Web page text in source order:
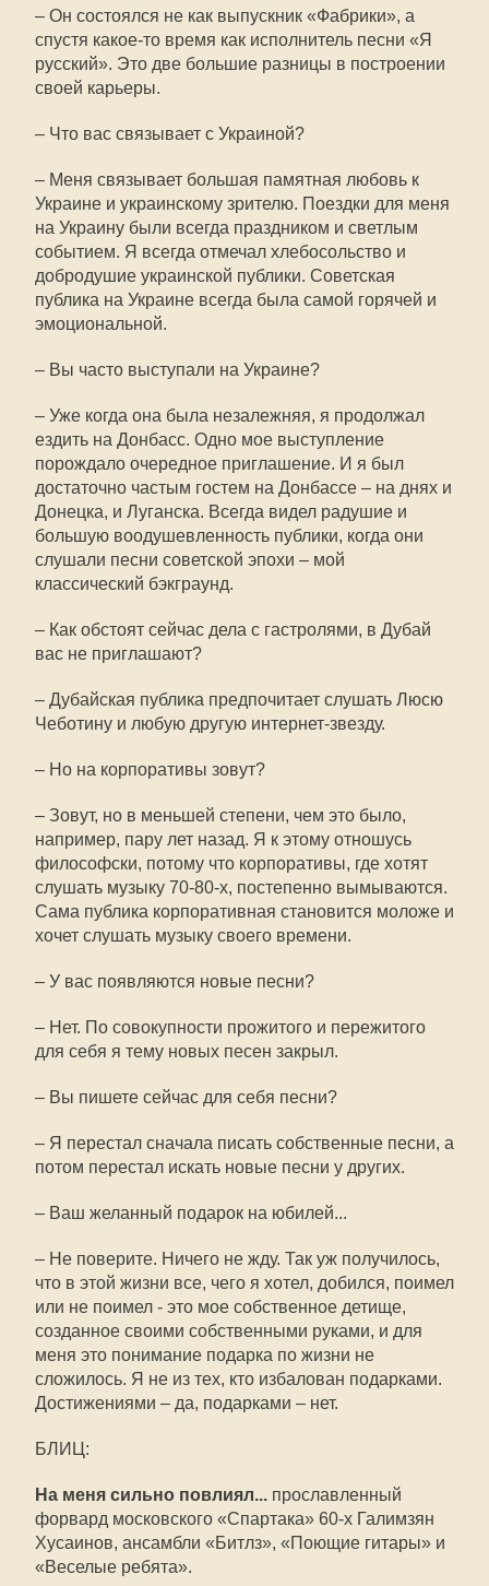
– Он состоялся не как выпускник «Фабрики», а
спустя какое-то время как исполнитель песни «Я
русский». Это две большие разницы в построении
своей карьеры.
– Что вас связывает с Украиной?
– Меня связывает большая памятная любовь к
Украине и украинскому зрителю. Поездки для меня
на Украину были всегда праздником и светлым
событием. Я всегда отмечал хлебосольство и
добродушие украинской публики. Советская
публика на Украине всегда была самой горячей и
эмоциональной.
– Вы часто выступали на Украине?
– Уже когда она была незалежняя, я продолжал
ездить на Донбасс. Одно мое выступление
порождало очередное приглашение. И я был
достаточно частым гостем на Донбассе – на днях и
Донецка, и Луганска. Всегда видел радушие и
большую воодушевленность публики, когда они
слушали песни советской эпохи – мой
классический бэкграунд.
– Как обстоят сейчас дела с гастролями, в Дубай
вас не приглашают?
– Дубайская публика предпочитает слушать Люсю
Чеботину и любую другую интернет-звезду.
– Но на корпоративы зовут?
– Зовут, но в меньшей степени, чем это было,
например, пару лет назад. Я к этому отношусь
философски, потому что корпоративы, где хотят
слушать музыку 70-80-х, постепенно вымываются.
Сама публика корпоративная становится моложе и
хочет слушать музыку своего времени.
– У вас появляются новые песни?
– Нет. По совокупности прожитого и пережитого
для себя я тему новых песен закрыл.
– Вы пишете сейчас для себя песни?
– Я перестал сначала писать собственные песни, а
потом перестал искать новые песни у других.
– Ваш желанный подарок на юбилей...
– Не поверите. Ничего не жду. Так уж получилось,
что в этой жизни все, чего я хотел, добился, поимел
или не поимел - это мое собственное детище,
созданное своими собственными руками, и для
меня это понимание подарка по жизни не
сложилось. Я не из тех, кто избалован подарками.
Достижениями – да, подарками – нет.
БЛИЦ:
На меня сильно повлиял... прославленный
форвард московского «Спартака» 60-х Галимзян
Хусаинов, ансамбли «Битлз», «Поющие гитары» и
«Веселые ребята».